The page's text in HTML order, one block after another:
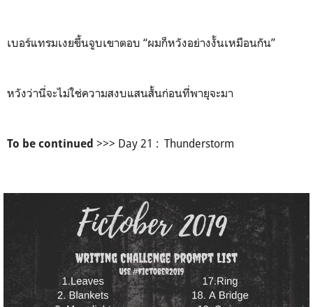
เบอร์แทรมเงยขึ้นจูบเขาตอบ “ผมก็หวังอย่างงั้นเหมือนกัน”
หวังว่านี่จะไม่ใช่ความสงบแสนสั้นก่อนที่พายุจะมา
To be continued >>> Day 21 : Thunderstorm